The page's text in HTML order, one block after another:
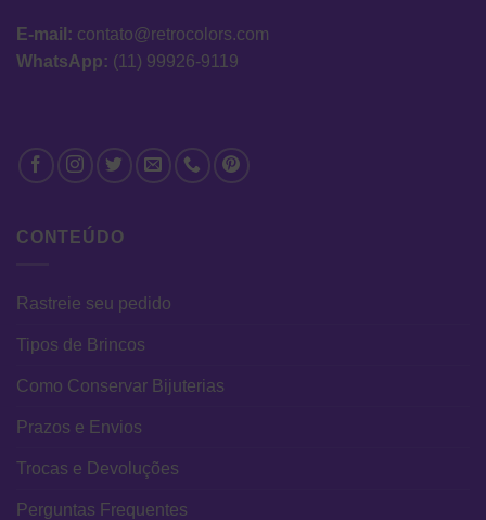
E-mail: contato@retrocolors.com
WhatsApp: (11) 99926-9119
CONTEÚDO
Rastreie seu pedido
Tipos de Brincos
Como Conservar Bijuterias
Prazos e Envios
Trocas e Devoluções
Perguntas Frequentes